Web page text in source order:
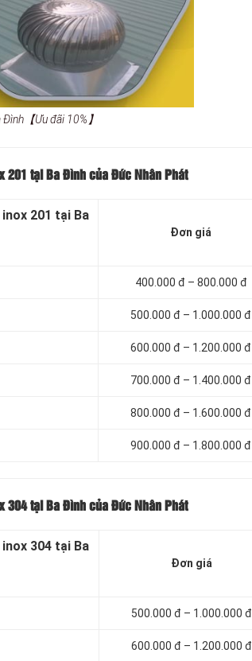
【Ưu đãi 10%】
201 tại Ba Đình của Đức Nhân Phát
201 tại Ba
Đơn giá
400.000 đ – 800.000 đ
500.000 đ – 1.000.000 đ
600.000 đ – 1.200.000 đ
700.000 đ – 1.400.000 đ
800.000 đ – 1.600.000 đ
900.000 đ – 1.800.000 đ
304 tại Ba Đình của Đức Nhân Phát
304 tại Ba
Đơn giá
500.000 đ – 1.000.000 đ
600.000 đ – 1.200.000 đ